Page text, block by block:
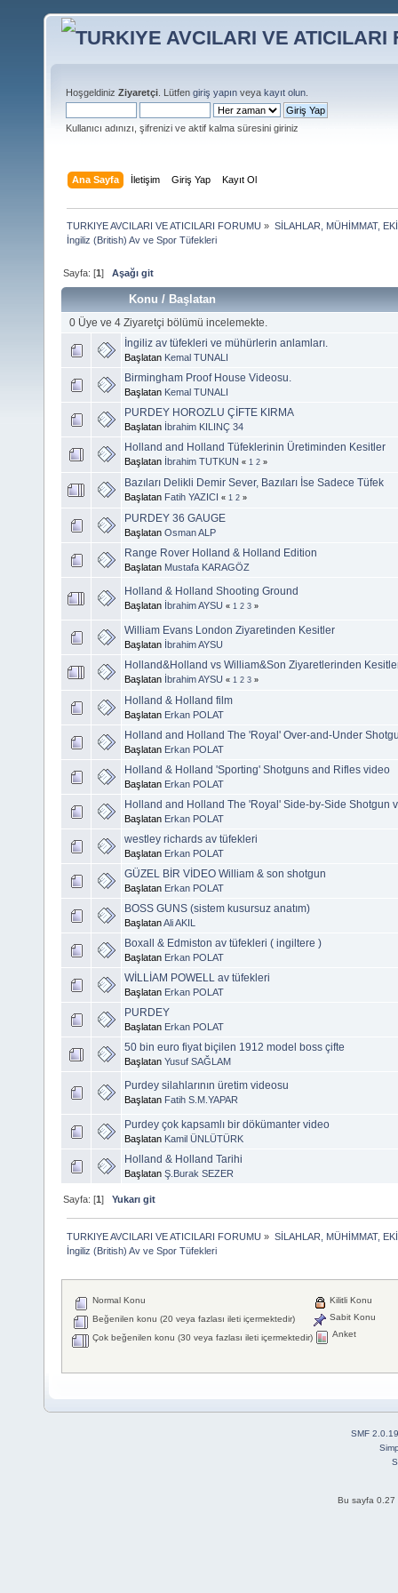
Hoşgeldiniz Ziyaretçi . Lütfen giriş yapın veya kayıt olun
Kullanıcı adınızı, şifrenizi ve aktif kalma süresini giriniz
Ana Sayfa İletişim Giriş Yap Kayıt Ol
TURKIYE AVCILARI VE ATICILARI FORUMU » SİLAHLAR, MÜHİMMAT,
İngiliz (British) Av ve Spor Tüfekleri
Sayfa: [1]Aşağı git
Konu /Başlatan
0 Üye ve 4 Ziyaretçi bölümü incelemekte.
İngiliz av tüfekleri ve mühürlerin anlamları.
Başlatan Kemal TUNALI
Birmingham Proof House Videosu.
Başlatan Kemal TUNALI
PURDEY HOROZLU ÇİFTE KIRMA
Başlatan İbrahim KILINÇ 34
Holland and Holland Tüfeklerinin Üretiminden Kesitler
Başlatan İbrahim TUTKUN « 1 2 »
Bazıları Delikli Demir Sever, Bazıları İse Sadece Tüfek
Başlatan Fatih YAZICI « 1 2 »
PURDEY 36 GAUGE
Başlatan Osman ALP
Range Rover Holland & Holland Edition
Başlatan Mustafa KARAGÖZ
Holland & Holland Shooting Ground
Başlatan İbrahim AYSU « 1 2 3 »
William Evans London Ziyaretinden Kesitler
Başlatan İbrahim AYSU
Holland&Holland vs William&Son Ziyaretlerinden
Başlatan İbrahim AYSU « 1 2 3 »
Holland & Holland film
Başlatan Erkan POLAT
Holland and Holland The 'Royal' Over-and-Under
Başlatan Erkan POLAT
Holland & Holland 'Sporting' Shotguns and Rifles video
Başlatan Erkan POLAT
Holland and Holland The 'Royal' Side-by-Side Shotgun
Başlatan Erkan POLAT
westley richards av tüfekleri
Başlatan Erkan POLAT
GÜZEL BİR VİDEO William & son shotgun
Başlatan Erkan POLAT
BOSS GUNS (sistem kusursuz anatım)
BaşlatanAli AKIL
Boxall & Edmiston av tüfekleri ( ingiltere )
Başlatan Erkan POLAT
WİLLİAM POWELL av tüfekleri
Başlatan Erkan POLAT
PURDEY
Başlatan Erkan POLAT
50 bin euro fiyat biçilen 1912 model boss çifte
Başlatan Yusuf SAĞLAM
Purdey silahlarının üretim videosu
Başlatan Fatih S.M.YAPAR
Purdey çok kapsamlı bir dökümanter video
Başlatan Kamil ÜNLÜTÜRK
Holland & Holland Tarihi
Başlatan Ş.Burak SEZER
Sayfa: [1]Yukarı git
TURKIYE AVCILARI VE ATICILARI FORUMU » SİLAHLAR, MÜHİMMAT,
İngiliz (British) Av ve Spor Tüfekleri
Normal Konu
Beğenilen konu (20 veya fazlası ileti içermektedir)
Çok beğenilen konu (30 veya fazlası ileti içermektedir)
Kilitli Konu
Sabit Konu
Anket
SMF 2.0.19
Bu sayfa 0.27